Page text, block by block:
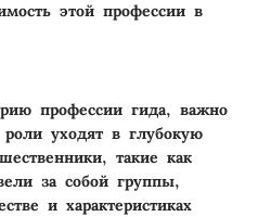
этой профессии в
профессии гида, важно
уходят в глубокую
такие как
за собой группы,
и характеристиках